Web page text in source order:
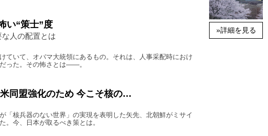
い“策士”度
な人の配置とは
ていて、オバマ大統領にあるもの。それは、人事采配時におけ
った。その怖さとは――。
同盟強化のため 今こそ核の…
「核兵器のない世界」の実現を表明した矢先、北朝鮮がミサイ
。今、日本が取るべき策とは。
»詳細を見る